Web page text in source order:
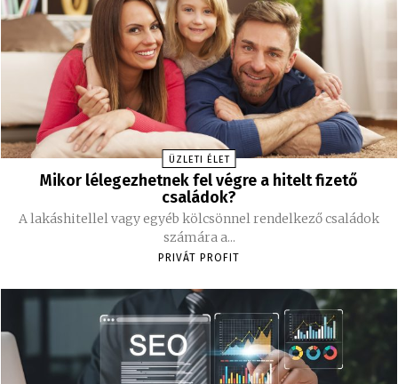
ÜZLETI ÉLET
Mikor lélegezhetnek fel végre a hitelt fizető
családok?
A lakáshitellel vagy egyéb kölcsönnel rendelkező családok
számára a...
PRIVÁT PROFIT